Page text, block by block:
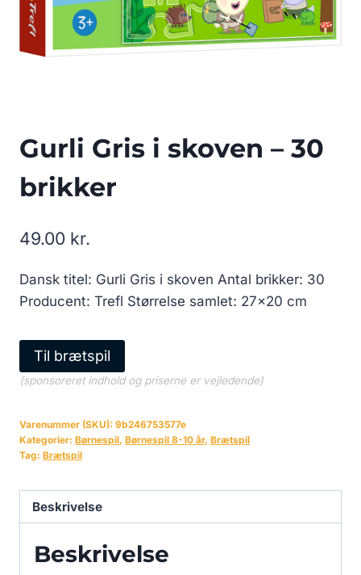
Gurli Gris i skoven – 30
brikker
49.00 kr.
Dansk titel: Gurli Gris i skoven Antal brikker: 30
Producent: Trefl Størrelse samlet: 27×20 cm
Til brætspil
(sponsoreret indhold og priserne er vejledende)
Varenummer (SKU): 9b246753577e
Kategorier: Børnespil, Børnespil 8-10 år, Brætspil
Tag: Brætspil
Beskrivelse
Beskrivelse